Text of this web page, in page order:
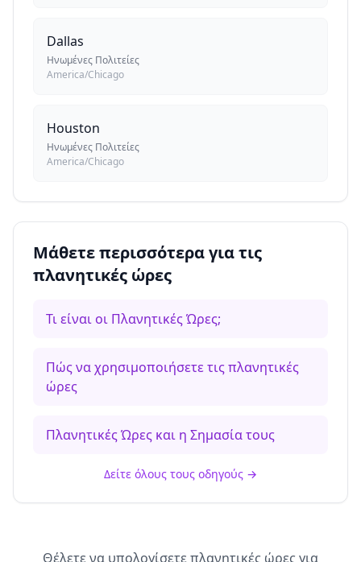
Dallas
Ηνωμένες Πολιτείες
America/Chicago
Houston
Ηνωμένες Πολιτείες
America/Chicago
Μάθετε περισσότερα για τις
πλανητικές ώρες
Τι είναι οι Πλανητικές Ώρες;
Πώς να χρησιμοποιήσετε τις πλανητικές
ώρες
Πλανητικές Ώρες και η Σημασία τους
Δείτε όλους τους οδηγούς →
Θέλετε να υπολογίσετε πλανητικές ώρες για